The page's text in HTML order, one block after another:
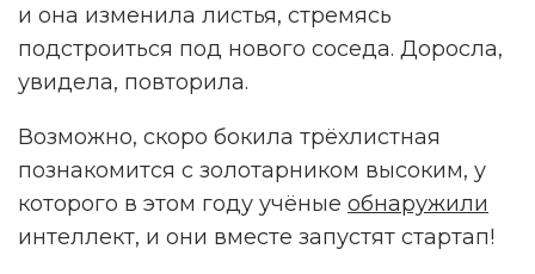
и она изменила листья, стремясь
подстроиться под нового соседа. Доросла,
увидела, повторила.
Возможно, скоро бокила трёхлистная
познакомится с золотарником высоким, у
которого в этом году учёные обнаружили
интеллект, и они вместе запустят стартап!